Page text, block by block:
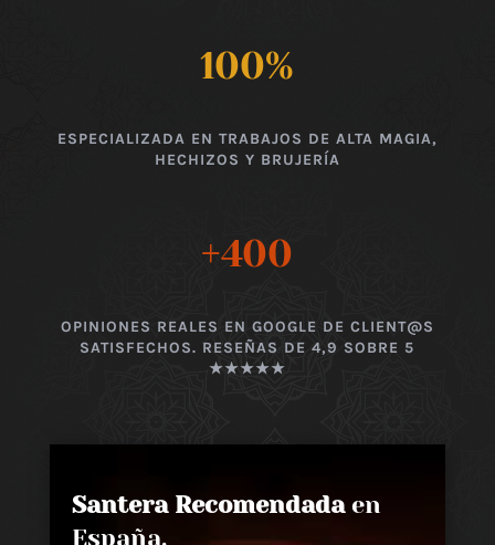
100%
ESPECIALIZADA EN TRABAJOS DE ALTA MAGIA,
HECHIZOS Y BRUJERÍA
+400
OPINIONES REALES EN GOOGLE DE CLIENT@S
SATISFECHOS. RESEÑAS DE 4,9 SOBRE 5
★★★★★
Santera Recomendadaen
España,